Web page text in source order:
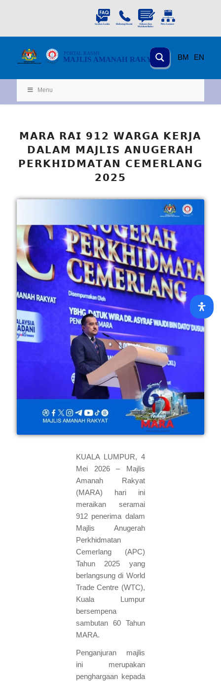
BM EN
MAJLIS AMANAH RAKYAT
PORTAL RASMI
KEMENTERIAN
KEMAJUAN DESA DAN WILA YAH
Menu
𝗠𝗔𝗥𝗔 𝗥𝗔𝗜 𝟵𝟭𝟮 𝗪𝗔𝗥𝗚𝗔 𝗞𝗘𝗥𝗝𝗔
𝗗𝗔𝗟𝗔𝗠 𝗠𝗔𝗝𝗟𝗜𝗦 𝗔𝗡𝗨𝗚𝗘𝗥𝗔𝗛
𝗣𝗘𝗥𝗞𝗛𝗜𝗗𝗠𝗔𝗧𝗔𝗡 𝗖𝗘𝗠𝗘𝗥𝗟𝗔𝗡𝗚
𝟮𝟬𝟮𝟱
KUALA LUMPUR, 4
Mei 2026 – Majlis
Amanah Rakyat
(MARA) hari ini
meraikan seramai
912 penerima dalam
Majlis Anugerah
Perkhidmatan
Cemerlang (APC)
Tahun 2025 yang
berlangsung di World
Trade Centre (WTC),
Kuala Lumpur
bersempena
sambutan 60 Tahun
MARA.
Penganjuran majlis
ini merupakan
penghargaan kepada